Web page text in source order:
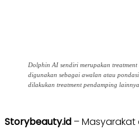
Dolphin AI sendiri merupakan
digunakan sebagai awalan atau
dilakukan treatment pendamping lainnya.
Storybeauty.id – Masyarakat